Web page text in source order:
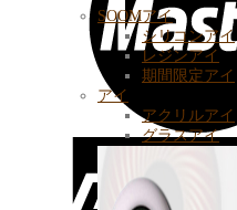
SOOMアイ
シリコンアイ
レジンアイ
期間限定アイ
アイ
アクリルアイ
グラスアイ